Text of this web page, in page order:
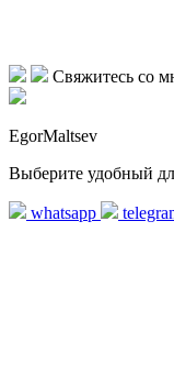
Свяжитесь со
EgorMaltsev
Выберите удобный
whatsapp